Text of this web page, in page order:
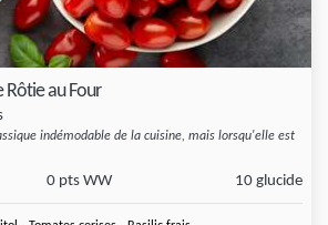
Rôtie au Four
indémodable de la cuisine, mais lorsqu'elle est
0 pts WW 10 glucide